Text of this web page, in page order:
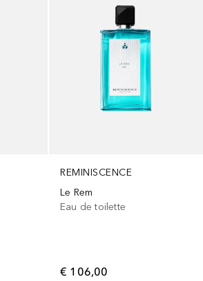
REMINISCENCE
Le Rem
Eau de toilette
€ 106,00